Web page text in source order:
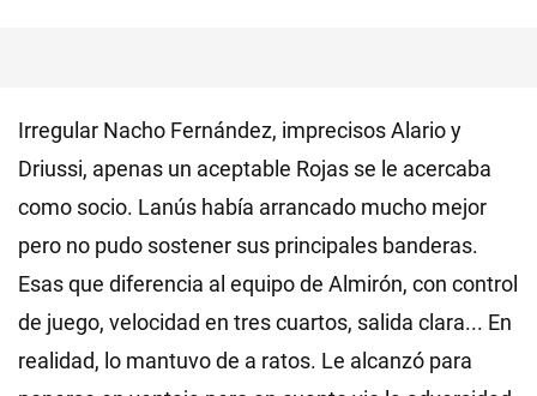
Irregular Nacho Fernández, imprecisos Alario y
Driussi, apenas un aceptable Rojas se le acercaba
como socio. Lanús había arrancado mucho mejor
pero no pudo sostener sus principales banderas.
Esas que diferencia al equipo de Almirón, con control
de juego, velocidad en tres cuartos, salida clara... En
realidad, lo mantuvo de a ratos. Le alcanzó para